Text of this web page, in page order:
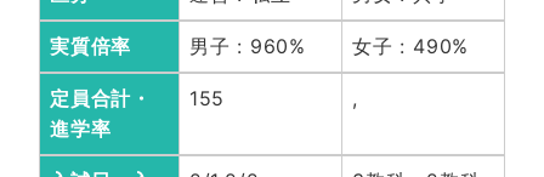
実質倍率 男子 : 960% 女子 : 490%
定員合計・
進学率
155 ,